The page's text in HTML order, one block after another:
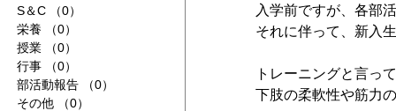
S＆C
（0）
栄養
（0）
授業
（0）
行事
（0）
部活動報告
（0）
その他
（0）
入学前ですが、各部
それに伴って、新入
トレーニングと言っ
下肢の柔軟性や筋力